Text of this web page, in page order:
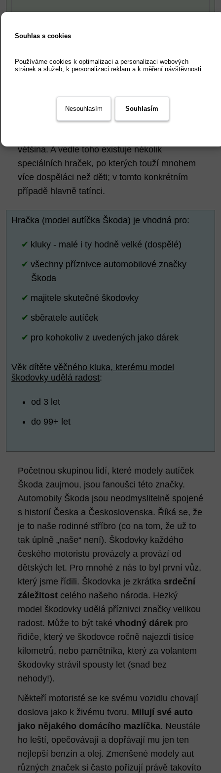
Pro koho je hračka určená?
většina. A vedle toho existuje několik
speciálních hraček, po kterých touží mnohem
více dospěláci než děti; v tomto konkrétním
případě hlavně tatínci.
Hračka (model autíčka Škoda) je vhodná pro:
kluky - malé i ty hodně velké (dospělé)
všechny příznivce automobilové značky
Škoda
majitele skutečné škodovky
sběratele autíček
pro kohokoliv z uvedených jako dárek
Věk dítěte věčného kluka, kterému model
škodovky udělá radost:
od 3 let
do 99+ let
Početnou skupinou lidí, které modely autíček
Škoda zaujmou, jsou fanoušci této značky.
Automobily Škoda jsou neodmyslitelně spojené
s historií Česka a Československa. Říká se, že
je to naše rodinné stříbro (co na tom, že už to
tak úplně „naše“ není). Škodovky každého
českého motoristu provázely a provází od
dětských let. Pro mnohé z nás to byl první vůz,
který jsme řídili. Škodovka je zkrátka srdeční
záležitost celého našeho národa. Hezký
model škodovky udělá příznivci značky velikou
radost. Může to být také vhodný dárek pro
řidiče, který ve škodovce ročně najezdí tisíce
kilometrů, nebo pamětníka, který za volantem
škodovky strávil spousty let (snad bez
nehody!).
Někteří motoristé se ke svému vozidlu chovají
doslova jako k živému tvoru. Milují své auto
jako nějakého domácího mazlíčka. Neustále
ho leští, opečovávají a dopřávají mu jen ten
nejlepší benzín a olej. Zmenšené modely aut
různých značek si často pořizují právě takovíto
Souhlas s cookies
Používáme cookies k optimalizaci a personalizaci webových
stránek a služeb, k personalizaci reklam a k měření návštěvnosti.
Nesouhlasím Souhlasím